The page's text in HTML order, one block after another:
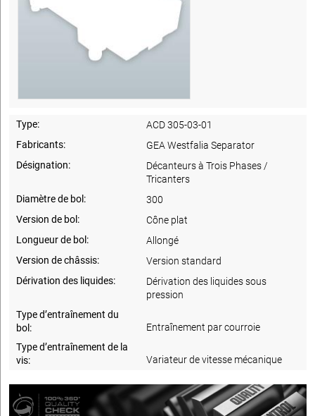
Type:
ACD 305-03-01
Fabricants:
GEA Westfalia Separator
Désignation:
Décanteurs à Trois Phases /
Tricanters
Diamètre de bol:
300
Version de bol:
Cône plat
Longueur de bol:
Allongé
Version de châssis:
Version standard
Dérivation des liquides:
Dérivation des liquides sous
pression
Type d’entraînement du
bol:
Entraînement par courroie
Type d’entraînement de la
vis:
Variateur de vitesse mécanique